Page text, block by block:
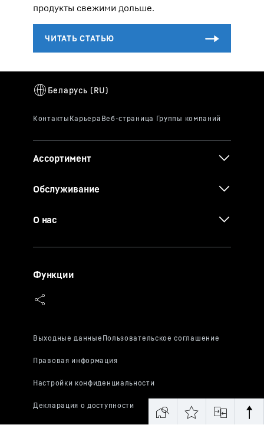
продукты свежими дольше.
Ассортимент
Обслуживание
О нас
Функции